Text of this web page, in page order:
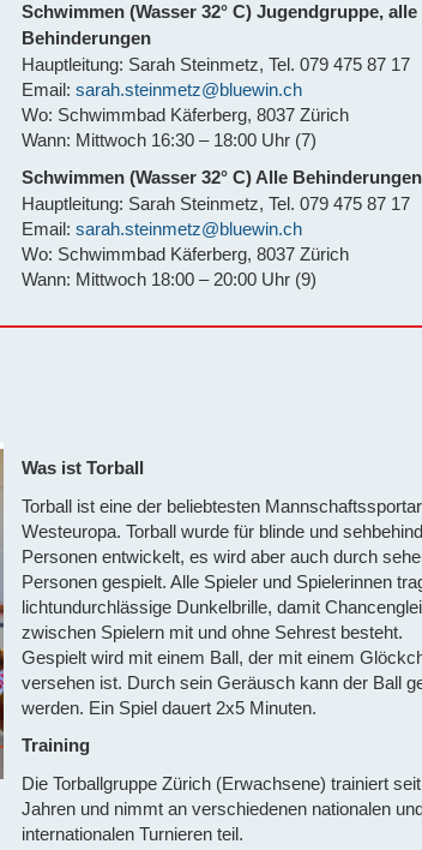
Schwimmen (Wasser 32° C) Jugendgruppe, alle
Behinderungen
Hauptleitung: Sarah Steinmetz, Tel. 079 475 87 17
Email: sarah.steinmetz@bluewin.ch
Wo: Schwimmbad Käferberg, 8037 Zürich
Wann: Mittwoch 16:30 – 18:00 Uhr (7)
Schwimmen (Wasser 32° C) Alle Behinderungen
Hauptleitung: Sarah Steinmetz, Tel. 079 475 87 17
Email: sarah.steinmetz@bluewin.ch
Wo: Schwimmbad Käferberg, 8037 Zürich
Wann: Mittwoch 18:00 – 20:00 Uhr (9)
Was ist Torball
Torball ist eine der beliebtesten
Westeuropa. Torball wurde für blinde und
Personen entwickelt, es wird aber auch durch
Personen gespielt. Alle Spieler und Spielerinnen
lichtundurchlässige Dunkelbrille, damit
zwischen Spielern mit und ohne Sehrest besteht.
Gespielt wird mit einem Ball, der mit einem
versehen ist. Durch sein Geräusch kann der Ball
werden. Ein Spiel dauert 2x5 Minuten.
Training
Die Torballgruppe Zürich (Erwachsene) trainiert
Jahren und nimmt an verschiedenen nationalen
internationalen Turnieren teil.